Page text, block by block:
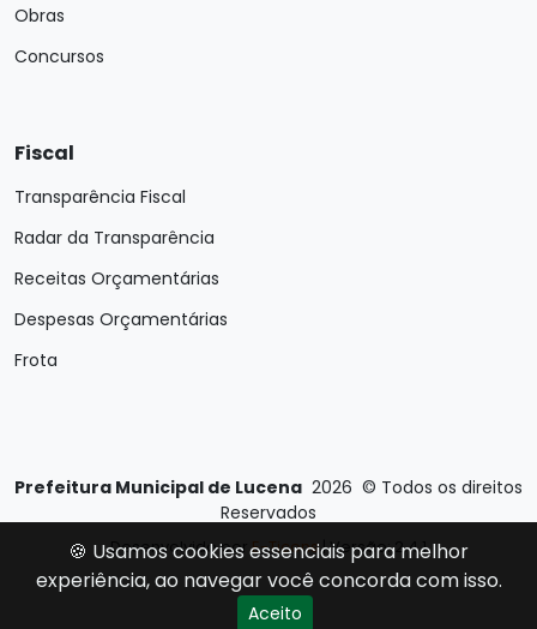
Obras
Concursos
Fiscal
Transparência Fiscal
Radar da Transparência
Receitas Orçamentárias
Despesas Orçamentárias
Frota
Prefeitura Municipal de Lucena 2026 © Todos os direitos
Reservados
Desenvolvido porE-Ticons| Versão: 2.4.1
🍪 Usamos cookies essenciais para melhor
experiência, ao navegar você concorda com isso.
Aceito